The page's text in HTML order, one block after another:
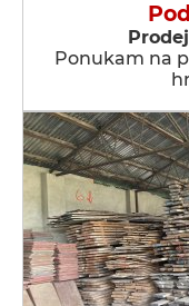
Ponukam na